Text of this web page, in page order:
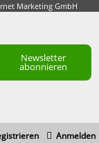
Marketing GmbH
Newsletter
abonnieren
Anmelden